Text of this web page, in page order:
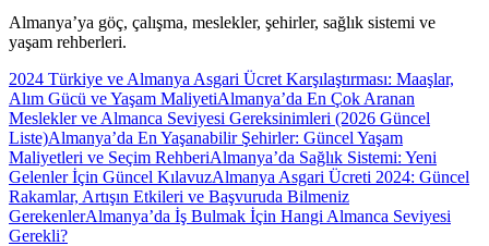
Almanya’ya göç, çalışma, meslekler, şehirler, sağlık sistemi ve
yaşam rehberleri.
2024 Türkiye ve Almanya Asgari Ücret Karşılaştırması: Maaşlar,
Alım Gücü ve Yaşam MaliyetiAlmanya’da En Çok Aranan
Meslekler ve Almanca Seviyesi Gereksinimleri (2026 Güncel
Liste)Almanya’da En Yaşanabilir Şehirler: Güncel Yaşam
Maliyetleri ve Seçim RehberiAlmanya’da Sağlık Sistemi: Yeni
Gelenler İçin Güncel KılavuzAlmanya Asgari Ücreti 2024: Güncel
Rakamlar, Artışın Etkileri ve Başvuruda Bilmeniz
GerekenlerAlmanya’da İş Bulmak İçin Hangi Almanca Seviyesi
Gerekli?